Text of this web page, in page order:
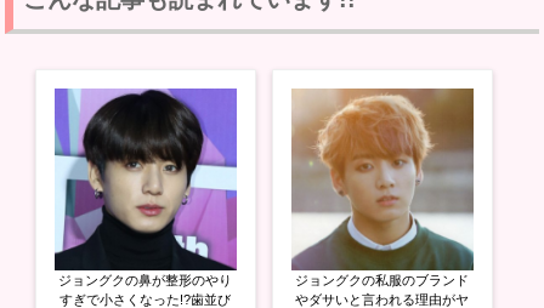
T
w
i
共
有
(
新
し
い
ウ
ィ
ン
ド
ウ
で
開
o
k
で
る
ク
リ
ッ
て
く
い
(
新
G
o
o
+
で
共
有
(
新
し
い
ウ
ィ
ン
ド
ウ
で
開
ジョングクの鼻が整形のやり
すぎで小さくなった!?歯並び
ジョングクの私服のブランド
やダサいと言われる理由がヤ